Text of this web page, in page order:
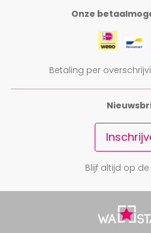
Onze
Betaling per
Blijf altijd op